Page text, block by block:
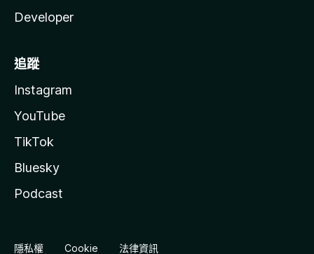
Developer
追蹤
Instagram
YouTube
TikTok
Bluesky
Podcast
隱私權 Cookie 法律資訊